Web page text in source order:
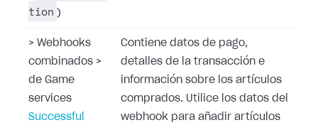
tion )
> Webhooks
combinados >
de Game
services
Successful
Contiene datos de pago,
detalles de la transacción e
información sobre los artículos
comprados. Utilice los datos del
webhook para añadir artículos